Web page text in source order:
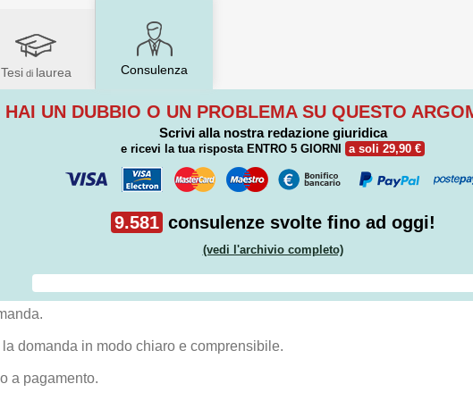
Tesidi laurea Consulenza
HAI UN DUBBIO O UN PROBLEMA SU QUESTO
Scrivi alla nostra redazione giuridica
e ricevi la tua risposta ENTRO 5 GIORNI a soli 29,90 €
9.581 consulenze svolte fino ad oggi!
(vedi l'archivio completo)